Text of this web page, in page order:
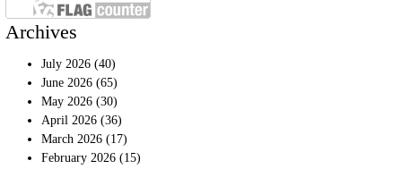
Archives
July 2026 (40)
June 2026 (65)
May 2026 (30)
April 2026 (36)
March 2026 (17)
February 2026 (15)